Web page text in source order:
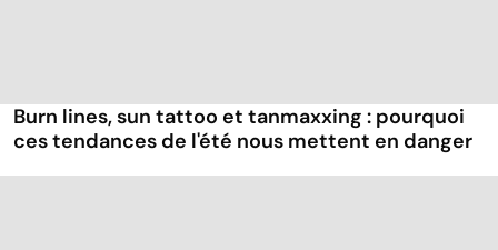
Burn lines, sun tattoo et tanmaxxing : pourquoi
ces tendances de l'été nous mettent en danger